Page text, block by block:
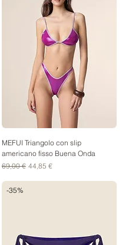
MEFUI Triangolo con slip
americano fisso Buena Onda
Prezzo regolare
69,00 € Prezzo scontato
44,85 €
-35%